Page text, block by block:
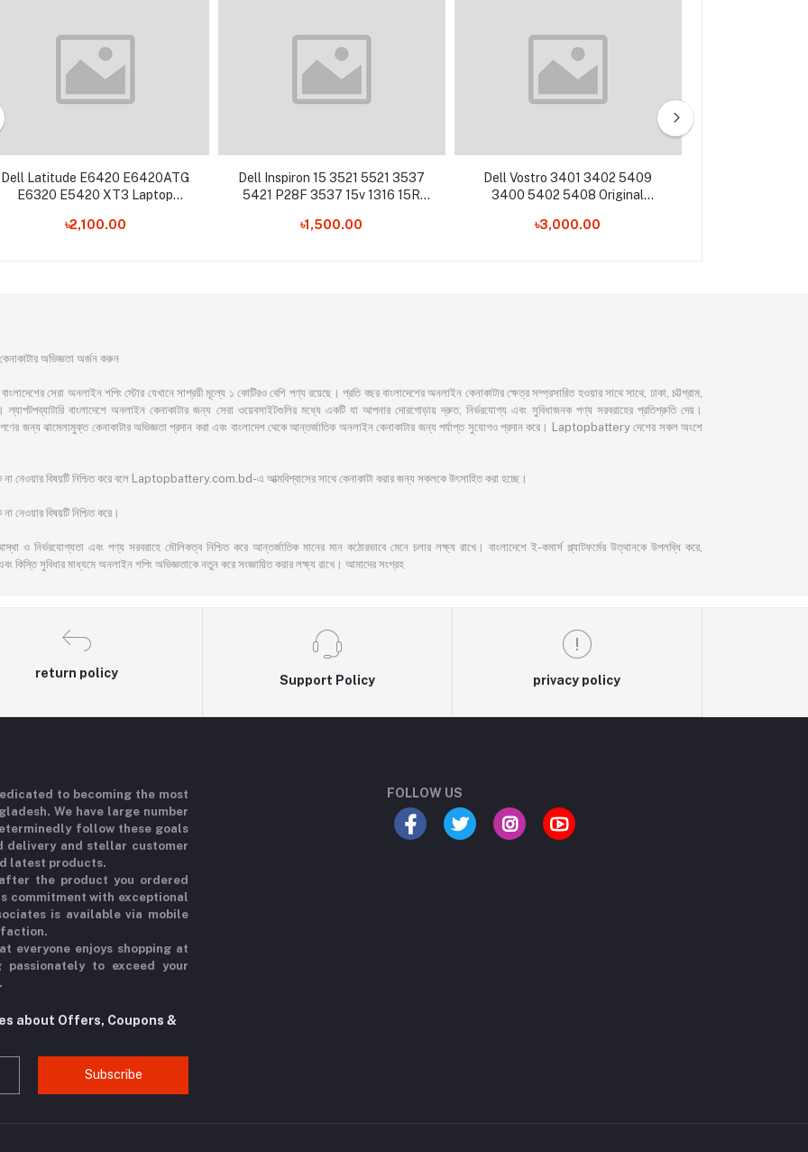
Dell Latitude E6420 E6420ATG
E6320 E5420 XT3 Laptop
৳2,100.00
Dell Inspiron 15 3521 5521 3537
5421 P28F 3537 15v 1316 15R
Keyboard
৳1,500.00
Dell Vostro 3401 3402 5409
3400 5402 5408 Original
৳3,000.00
অভিজ্ঞতা অর্জন করুন
সেরা অনলাইন শপিং স্টোর যেখানে সাশ্রয়ী মূল্যে ১ কোটিরও বেশি পণ্য রয়েছে। প্রতি বছর বাংলাদেশের অনলাইন কেনাকাটার ক্ষেত্র সম্প্রসারিত হওয়ার সাথে সাথে, ঢাকা, চট্টগ্রাম,
বাংলাদেশে অনলাইন কেনাকাটার জন্য সেরা ওয়েবসাইটগুলির মধ্যে একটি যা আপনার দোরগোড়ায় দ্রুত, নির্ভরযোগ্য এবং সুবিধাজনক পণ্য সরবরাহের প্রতিশ্রুতি দেয়।
জন্য ঝামেলামুক্ত কেনাকাটার অভিজ্ঞতা প্রদান করা এবং বাংলাদেশ থেকে আন্তর্জাতিক অনলাইন কেনাকাটার জন্য পর্যাপ্ত সুযোগও প্রদান করে। Laptopbattery দেশের সকল অংশে
না নেওয়ার বিষয়টি নিশ্চিত করে বলে Laptopbattery.com.bd-এ আত্মবিশ্বাসের সাথে কেনাকাটা করার জন্য সকলকে উৎসাহিত করা হচ্ছে।
নেওয়ার বিষয়টি নিশ্চিত করে।
ও নির্ভরযোগ্যতা এবং পণ্য সরবরাহে মৌলিকত্ব নিশ্চিত করে আন্তর্জাতিক মানের মান কঠোরভাবে মেনে চলার লক্ষ্য রাখে। বাংলাদেশে ই-কমার্স প্ল্যাটফর্মের উত্থানকে উপলব্ধি করে,
কিস্তি সুবিধার মাধ্যমে অনলাইন শপিং অভিজ্ঞতাকে নতুন করে সংজ্ঞায়িত করার লক্ষ্য রাখে। আমাদের সংগ্রহ
return policy
Support Policy privacy policy
to becoming the most
We have large number
follow these goals
delivery and stellar customer
latest products.
the product you ordered
commitment with exceptional
is available via mobile
everyone enjoys shopping at
to exceed your
about Offers, Coupons &
Subscribe
FOLLOW US